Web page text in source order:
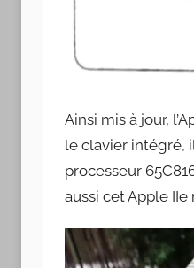
Ainsi mis à jour,
le clavier intégré,
processeur
aussi cet Apple IIe